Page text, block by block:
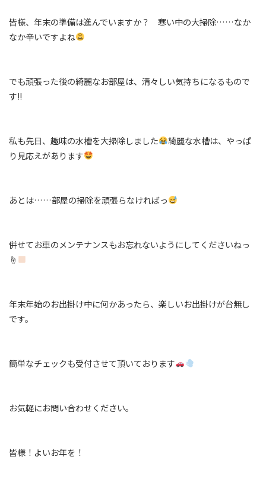
皆様、年末の準備は進んでいますか？ 寒い中の大掃除……なか
なか辛いですよね
でも頑張った後の綺麗なお部屋は、清々しい気持ちになるもので
す!!
私も先日、趣味の水槽を大掃除しました
綺麗な水槽は、やっぱ
り見応えがあります
あとは……部屋の掃除を頑張らなければっ
併せてお車のメンテナンスもお忘れないようにしてくださいねっ
☝
年末年始のお出掛け中に何かあったら、楽しいお出掛けが台無し
です。
簡単なチェックも受付させて頂いております
お気軽にお問い合わせください。
皆様！よいお年を！